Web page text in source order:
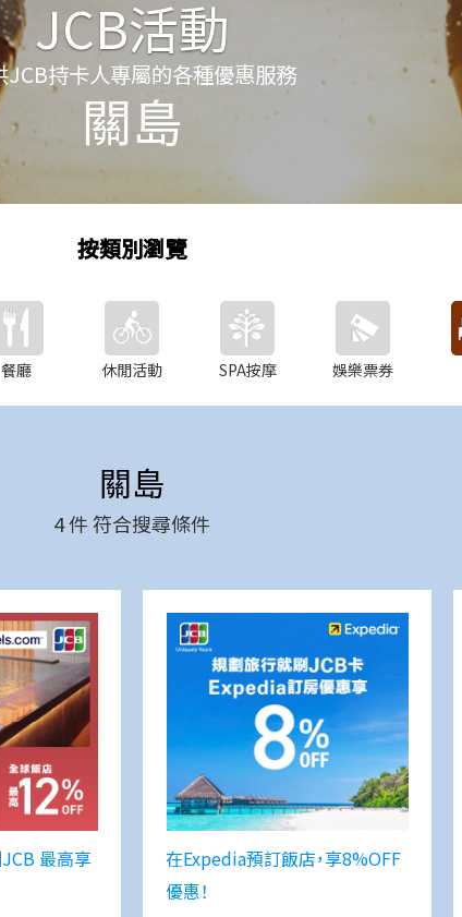
JCB活動
JCB持卡人專屬的各種優惠服務
關島
按類別瀏覽
餐廳 休閒活動 SPA按摩 娛樂票券
關島
4件 符合搜尋條件
最高享
在Expedia預訂飯店，享8%OFF
優惠！